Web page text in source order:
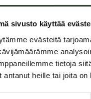
sivusto käyttää
evästeitä
tietoja
antanut heille tai joita